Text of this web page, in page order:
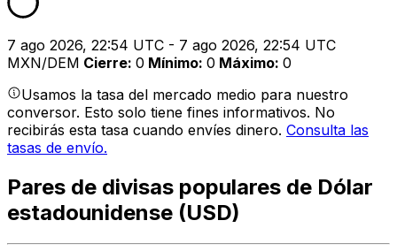
7 ago 2026, 22:54 UTC - 7 ago 2026, 22:54 UTC
MXN/DEM Cierre: 0 Mínimo: 0 Máximo: 0
Usamos la tasa del mercado medio para nuestro
conversor. Esto solo tiene fines informativos. No
recibirás esta tasa cuando envíes dinero. Consulta las
tasas de envío.
Pares de divisas populares de Dólar
estadounidense (USD)